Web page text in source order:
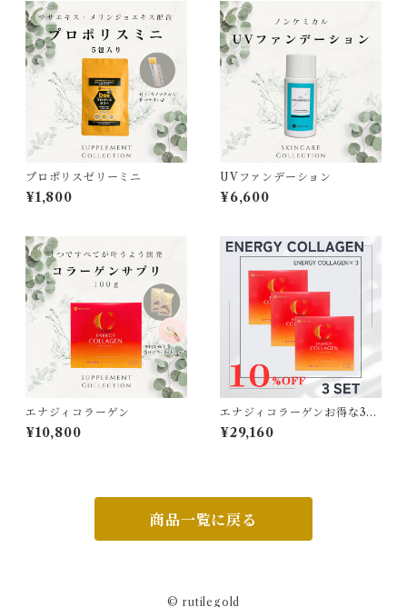
プロポリスゼリーミニ
¥1,800
UVファンデーション
¥6,600
エナジィコラーゲン
¥10,800
エナジィコラーゲンお得な3セ
ット
¥29,160
商品一覧に戻る
© rutilegold